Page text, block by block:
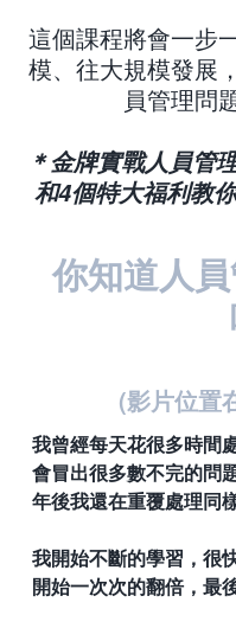
這個課程將會一步
模、往大規模發展
員管理問
＊金牌實戰人員管
和4個特大福利教
你知道人
(影片位置
我曾經每天花很多時間
會冒出很多數不完的問
年後我還在重覆處理同
我開始不斷的學習，很
開始一次次的翻倍，最